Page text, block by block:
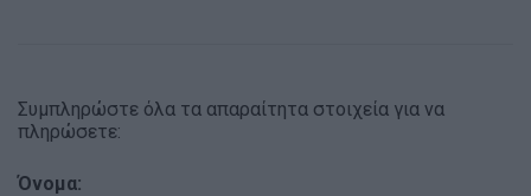
Συμπληρώστε όλα τα απαραίτητα στοιχεία για να
πληρώσετε:
Όνομα: